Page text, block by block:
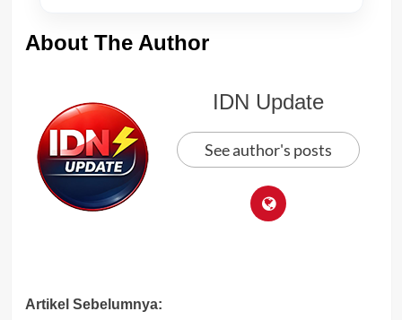
About The Author
IDN Update
See author's posts
Post
Artikel Sebelumnya: